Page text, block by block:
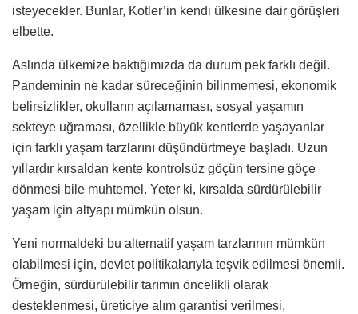
isteye­cekler. Bunlar, Kotler’in kendi ülkesi­ne dair görüşleri
elbette.
Aslında ülkemize baktığımızda da du­rum pek farklı değil.
Pandeminin ne kadar süreceğinin bilinmemesi, ekonomik
belirsizlikler, okulların açılama­ması, sosyal yaşamın
sekteye uğraması, özellikle büyük kentlerde yaşayanlar
için farklı yaşam tarzlarını düşündürt­meye başladı. Uzun
yıllardır kırsaldan kente kontrolsüz göçün tersine göçe
dönmesi bile muhtemel. Yeter ki, kır­salda sürdürülebilir
yaşam için altyapı mümkün olsun.
Yeni normaldeki bu alternatif yaşam tarzlarının mümkün
olabilmesi için, devlet politikalarıyla teşvik edilmesi önemli.
Örneğin, sürdürülebilir tarı­mın öncelikli olarak
desteklenmesi, üreticiye alım garantisi verilmesi,